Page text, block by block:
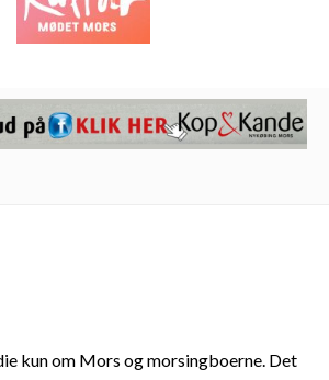
kun om Mors og morsingboerne. Det